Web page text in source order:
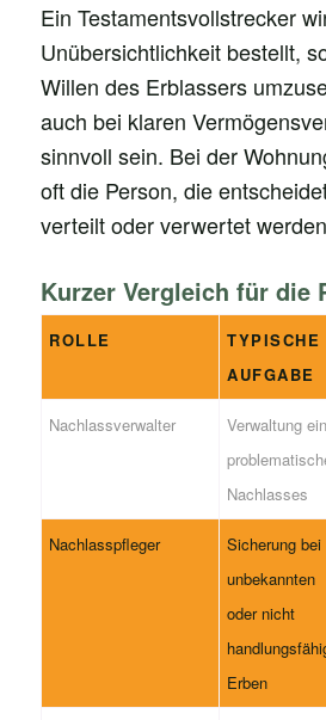
Ein Testamentsvollstrecker
Unübersichtlichkeit bestellt,
Willen des Erblassers
auch bei klaren
sinnvoll sein. Bei der
oft die Person, die
verteilt oder verwertet
Kurzer Vergleich für die
ROLLE
TYPISCHE
AUFGABE
Nachlassverwalter
Verwaltung
Nachlasses
Nachlasspfleger
Sicherung bei
unbekannten
oder nicht
Erben